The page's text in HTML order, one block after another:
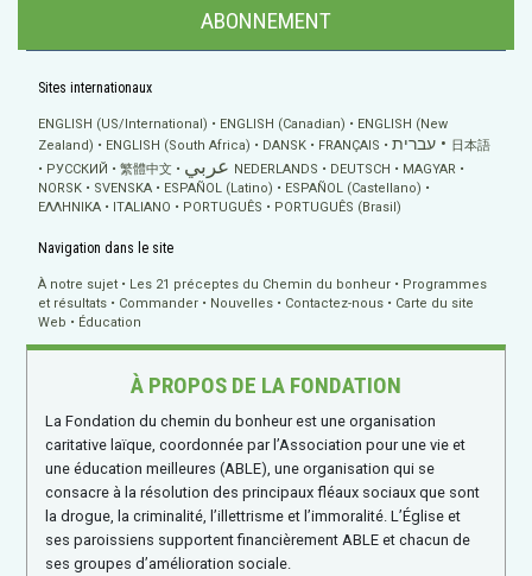
ABONNEMENT
Sites internationaux
ENGLISH (US/International) ENGLISH (Canadian)
ENGLISH (New
Zealand)
ENGLISH (South Africa) DANSK FRANÇAIS עברית
日本語
РУССКИЙ
繁體中文 عربي NEDERLANDS DEUTSCH
MAGYAR
NORSK
SVENSKA ESPAÑOL (Latino)
ESPAÑOL (Castellano)
ΕΛΛΗΝΙΚA
ITALIANO PORTUGUÊS PORTUGUÊS (Brasil)
Navigation dans le site
À notre sujet Les 21 préceptes du Chemin du bonheur
Programmes
et résultats
Commander Nouvelles Contactez-nous
Carte du site
Web
Éducation
À PROPOS DE LA FONDATION
La Fondation du chemin du bonheur est une organisation
caritative laïque, coordonnée par l’Association pour une vie et
une éducation meilleures (ABLE), une organisation qui se
consacre à la résolution des principaux fléaux sociaux que sont
la drogue, la criminalité, l’illettrisme et l’immoralité. L’Église et
ses paroissiens supportent financièrement ABLE et chacun de
ses groupes d’amélioration sociale.